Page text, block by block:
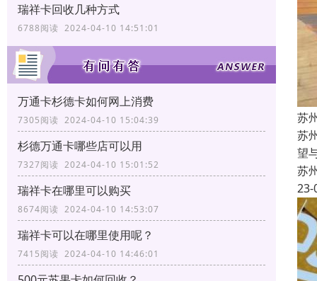
瑞祥卡回收几种方式
6788阅读 2024-04-10 14:51:01
万通卡杉德卡如何网上消费
7305阅读 2024-04-10 15:04:39
杉德万通卡哪些店可以用
7327阅读 2024-04-10 15:01:52
瑞祥卡在哪里可以购买
8674阅读 2024-04-10 14:53:07
瑞祥卡可以在哪里使用呢？
7415阅读 2024-04-10 14:46:01
苏
苏
望
苏
23-